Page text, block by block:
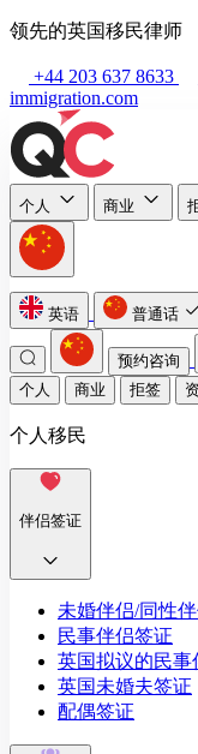
领先的英国移民律师
+44 203 637 8633
immigration.com
个人 商业
英语 普通话
预约咨询
个人
商业 拒签
个人移民
伴侣签证
未婚伴侣/同性
民事伴侣签证
英国拟议的民事
英国未婚夫签证
配偶签证